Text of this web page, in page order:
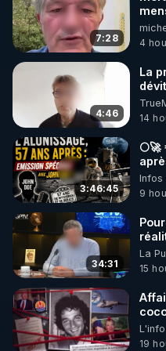
🌱 INSTAGRAM
https://
http://rgnr.li/instagram
🌱 LA NEWSLETTER
Pour ne pas rater
http://rgnr.li/news
🌱 VIDÉOS NON
Toutes les vidéos
http://rgnr.li/odysee
🌱 LES STAGES EN
http://rgnr.li/stages
7:28
4
4:46
La
14
3:46:45
Infos
9
34:31
on
La
15
19